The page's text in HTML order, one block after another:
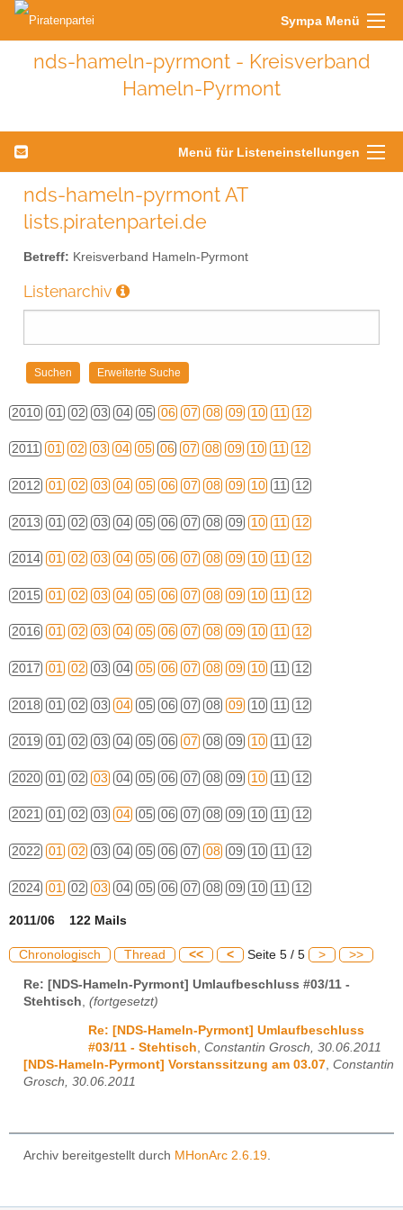
Sympa Menü
nds-hameln-pyrmont - Kreisverband
Hameln-Pyrmont
Menü für Listeneinstellungen
nds-hameln-pyrmont AT
lists.piratenpartei.de
Betreff: Kreisverband Hameln-Pyrmont
Listenarchiv
2010 01 02 03 04 05 06 07 08 09 10 11 12
2011 01 02 03 04 05 06 07 08 09 10 11 12
2012 01 02 03 04 05 06 07 08 09 10 11 12
2013 01 02 03 04 05 06 07 08 09 10 11 12
2014 01 02 03 04 05 06 07 08 09 10 11 12
2015 01 02 03 04 05 06 07 08 09 10 11 12
2016 01 02 03 04 05 06 07 08 09 10 11 12
2017 01 02 03 04 05 06 07 08 09 10 11 12
2018 01 02 03 04 05 06 07 08 09 10 11 12
2019 01 02 03 04 05 06 07 08 09 10 11 12
2020 01 02 03 04 05 06 07 08 09 10 11 12
2021 01 02 03 04 05 06 07 08 09 10 11 12
2022 01 02 03 04 05 06 07 08 09 10 11 12
2024 01 02 03 04 05 06 07 08 09 10 11 12
2011/06 122 Mails
Chronologisch Thread << < Seite 5 / 5 > >>
Re: [NDS-Hameln-Pyrmont] Umlaufbeschluss #03/11 -
Stehtisch (fortgesetzt)
Re: [NDS-Hameln-Pyrmont] Umlaufbeschluss
#03/11 - Stehtisch, Constantin Grosch, 30.06.2011
[NDS-Hameln-Pyrmont] Vorstanssitzung am 03.07, Constantin
Grosch, 30.06.2011
Archiv bereitgestellt durch MHonArc 2.6.19.